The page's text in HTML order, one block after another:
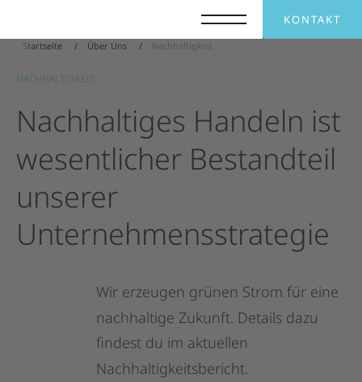
KONTAKT
Startseite Über Uns Nachhaltigkeit
NACHHALTIGKEIT
Nachhaltiges Handeln ist
wesentlicher Bestandteil
unserer
Unternehmensstrategie
Wir erzeugen grünen Strom für eine
nachhaltige Zukunft. Details dazu
findest du im aktuellen
Nachhaltigkeitsbericht.